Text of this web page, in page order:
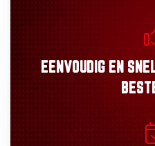
EENVOUDIGEN